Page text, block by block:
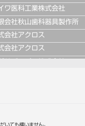
ワ医科工業株式会社
会社秋山歯科器具製作所
会社アクロス
会社アクロス